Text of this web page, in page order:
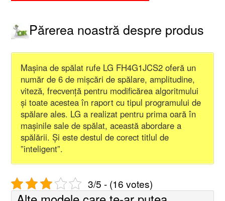
Părerea noastră despre produs
Mașina de spălat rufe LG FH4G1JCS2 oferă un
număr de 6 de mișcări de spălare, amplitudine,
viteză, frecvență pentru modificărea algoritmului
și toate acestea în raport cu tipul programului de
spălare ales. LG a realizat pentru prima oară în
mașinile sale de spălat, această abordare a
spălării. Și este destul de corect titlul de
”inteligent”.
3/5 - (16 votes)